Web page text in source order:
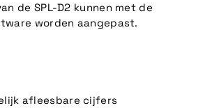
de SPL-D2 kunnen met de
worden aangepast.
afleesbare cijfers